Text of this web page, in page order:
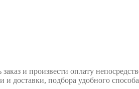
и произвести оплату
и доставки, подбора удобного